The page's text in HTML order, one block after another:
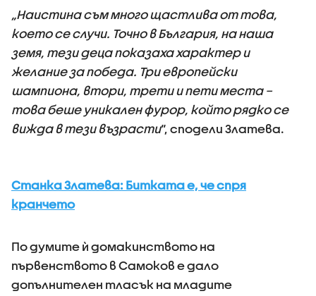
„Наистина съм много щастлива от това,
което се случи. Точно в България, на наша
земя, тези деца показаха характер и
желание за победа. Три европейски
шампиона, втори, трети и пети места –
това беше уникален фурор, който рядко се
вижда в тези възрасти“, сподели Златева.
Станка Златева: Битката е, че спря
кранчето
По думите ѝ домакинството на
първенството в Самоков е дало
допълнителен тласък на младите